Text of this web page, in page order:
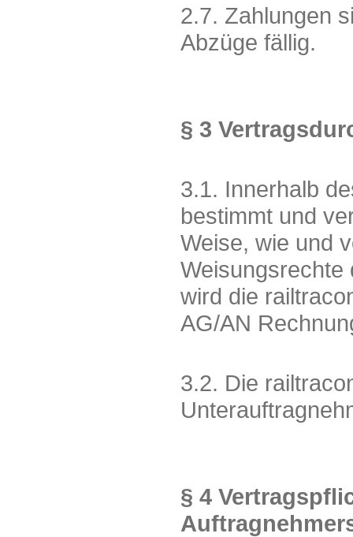
2.7. Zahlungen
Abzüge fällig.
§ 3
3.1. Innerhalb
bestimmt und
Weise, wie und
Weisungsrechte
wird die
AG/AN
3.2. Die
§ 4